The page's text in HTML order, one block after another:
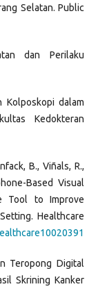
Selatan. Public
dan Perilaku
Kolposkopi dalam
Kedokteran
B., Viñals, R.,
Based Visual
Tool to Improve
Healthcare
Teropong Digital
Skrining Kanker